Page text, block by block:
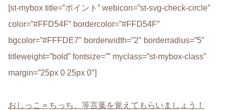
[st-mybox title=”ポイント” webicon=”st-svg-check-circle”
color=”#FFD54F” bordercolor=”#FFD54F”
bgcolor=”#FFFDE7″ borderwidth=”2″ borderradius=”5″
titleweight=”bold” fontsize=”” myclass=”st-mybox-class”
margin=”25px 0 25px 0″]
おしっこ＝ちっち、等言葉を覚えてもらいましょう！